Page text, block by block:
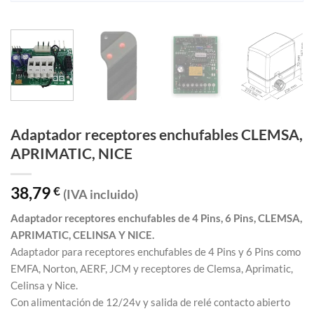
Adaptador receptores enchufables CLEMSA,
APRIMATIC, NICE
38,79€ (IVA incluido)
Adaptador receptores enchufables de 4 Pins, 6 Pins, CLEMSA,
APRIMATIC, CELINSA Y NICE.
Adaptador para receptores enchufables de 4 Pins y 6 Pins como
EMFA, Norton, AERF, JCM y receptores de Clemsa, Aprimatic,
Celinsa y Nice.
Con alimentación de 12/24v y salida de relé contacto abierto